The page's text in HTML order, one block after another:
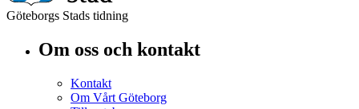
Göteborgs Stads tidning
Om oss och kontakt
Kontakt
Om Vårt Göteborg